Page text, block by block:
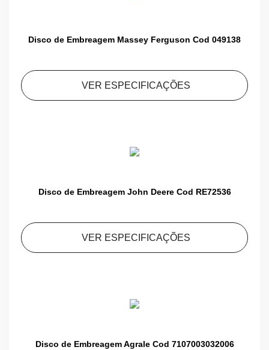
Disco de Embreagem Massey Ferguson Cod 049138
VER ESPECIFICAÇÕES
Disco de Embreagem John Deere Cod RE72536
VER ESPECIFICAÇÕES
Disco de Embreagem Agrale Cod 7107003032006